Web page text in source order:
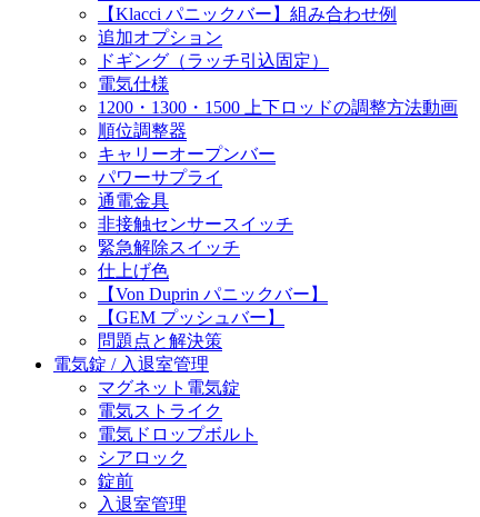
【Klacci パニックバー】組み合わせ例
追加オプション
ドギング（ラッチ引込固定）
電気仕様
1200・1300・1500 上下ロッドの調整方法動画
順位調整器
キャリーオープンバー
パワーサプライ
通電金具
非接触センサースイッチ
緊急解除スイッチ
仕上げ色
【Von Duprin パニックバー】
【GEM プッシュバー】
問題点と解決策
電気錠 / 入退室管理
マグネット電気錠
電気ストライク
電気ドロップボルト
シアロック
錠前
入退室管理